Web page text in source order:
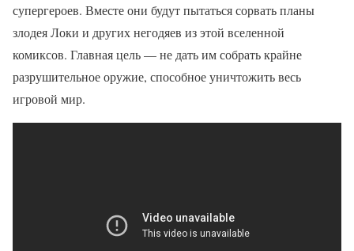
супергероев. Вместе они будут пытаться сорвать планы
злодея Локи и других негодяев из этой вселенной
комиксов. Главная цель — не дать им собрать крайне
разрушительное оружие, способное уничтожить весь
игровой мир.